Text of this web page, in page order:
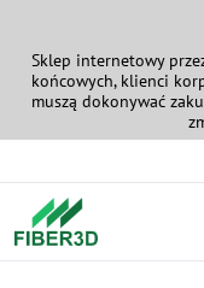
Sklep internetowy
końcowych, klienci
muszą dokonywać